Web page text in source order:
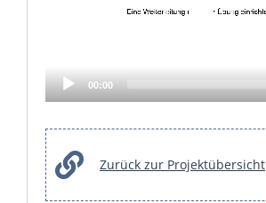
00:00
Zurück zur Projektübersicht